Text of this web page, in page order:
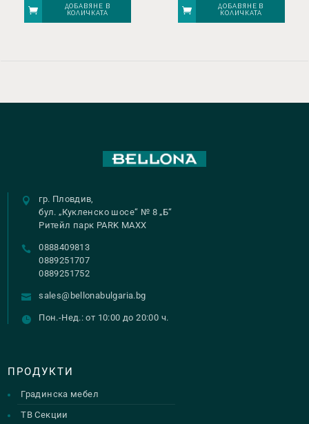
ДОБАВЯНЕ В
КОЛИЧКАТА
ДОБАВЯНЕ В
КОЛИЧКАТА
гр. Пловдив,
бул. „Кукленско шосе“ № 8 „Б“
Ритейл парк PARK MAXX
0888409813
0889251707
0889251752
sales@bellonabulgaria.bg
Пон.-Нед.: от 10:00 до 20:00 ч.
ПРОДУКТИ
Градинска мебел
ТВ Секции